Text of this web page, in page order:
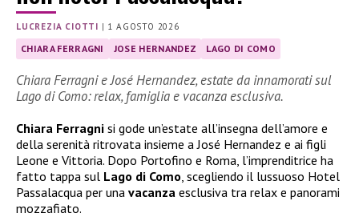
LUCREZIA CIOTTI | 1 AGOSTO 2026
CHIARA FERRAGNI JOSE HERNANDEZ LAGO DI COMO
Chiara Ferragni e José Hernandez, estate da innamorati sul
Lago di Como: relax, famiglia e vacanza esclusiva.
Chiara Ferragni si gode un’estate all’insegna dell’amore e
della serenità ritrovata insieme a José Hernandez e ai figli
Leone e Vittoria. Dopo Portofino e Roma, l’imprenditrice ha
fatto tappa sul Lago di Como, scegliendo il lussuoso Hotel
Passalacqua per una vacanza esclusiva tra relax e panorami
mozzafiato.